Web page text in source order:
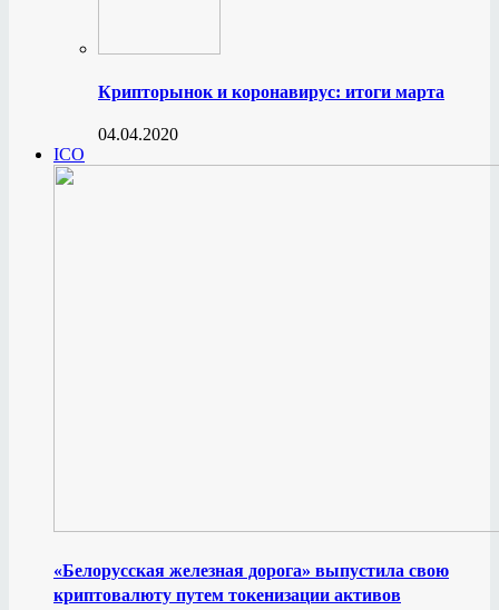
Крипторынок и коронавирус: итоги марта
04.04.2020
ICO
«Белорусская железная дорога» выпустила свою
криптовалюту путем токенизации активов